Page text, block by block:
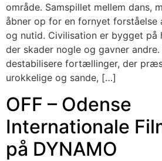
område. Samspillet mellem dans,
åbner op for en fornyet
og nutid. Civilisation er bygget på
der skader nogle og gavner andre.
destabilisere fortællinger, der
urokkelige og sande, […]
OFF – Odense
Internationale
på DYNAMO